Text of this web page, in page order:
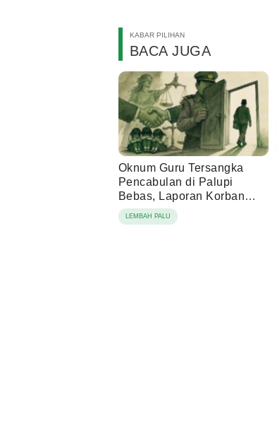
KABAR PILIHAN
BACA JUGA
Oknum Guru Tersangka
Pencabulan di Palupi
Bebas, Laporan Korban
Berujung Damai
LEMBAH PALU